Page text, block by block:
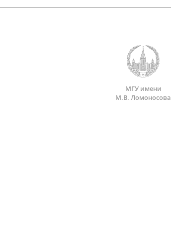
МГУ имени
М.В. Ломоносова